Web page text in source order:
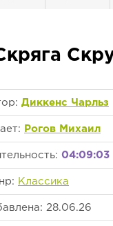
Диккенс Чарльз
Рогов Михаил
04:09:03
Классика
28.06.26